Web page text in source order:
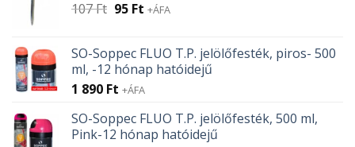
107Ft Original
107 Ft.
95 FtCurrent
95 Ft.
+ÁFA
SO-Soppec FLUO T.P. jelölőfesték, piros- 500
ml, -12 hónap hatóidejű
1 890 Ft +ÁFA
SO-Soppec FLUO T.P. jelölőfesték, 500 ml,
Pink-12 hónap hatóidejű